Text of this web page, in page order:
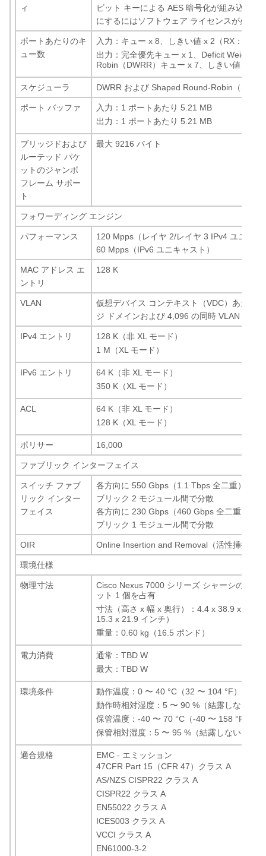
ィ
ビット キーによる AES 暗号化が組み込まれ
にするにはソフトウェア ライセンスが必要）
ポートあたりのキ
ュー数
入力：キュー x 8、しきい値 x 2（RX：8q2t
出力：完全優先キュー x 1、Deficit Weighted
Robin（DWRR）キュー x 7、しきい値 x 4（
スケジューラ DWRR および Shaped Round-Robin（SRR）
ポート バッファ
入力：1 ポートあたり 5.21 MB
出力：1 ポートあたり 5.21 MB
ブリッジドおよび
ルーテッド パケ
ットのジャンボ
フレーム サポー
ト
最大 9216 バイト
フォワーディング エンジン
パフォーマンス
120 Mpps（レイヤ 2/レイヤ 3 IPv4 ユニキャ
60 Mpps（IPv6 ユニキャスト）
MAC アドレス エ
ントリ
128 K
VLAN
仮想デバイス コンテキスト（VDC）あたり
ジ ドメインおよび 4,096 の同時 VLAN
IPv4 エントリ
128 K（非 XL モード）
1 M（XL モード）
IPv6 エントリ
64 K（非 XL モード）
350 K（XL モード）
ACL
64 K（非 XL モード）
128 K（XL モード）
ポリサー 16,000
ファブリック インターフェイス
スイッチ ファブ
リック インター
フェイス
各方向に 550 Gbps（1.1 Tbps 全二重）。最
ブリック 2 モジュール間で分散
各方向に 230 Gbps（460 Gbps 全二重）。
ブリック 1 モジュール間で分散
OIR Online Insertion and Removal（活性挿抜）
環境仕様
物理寸法
Cisco Nexus 7000 シリーズ シャーシの I/O
ット 1 個を占有
寸法（高さ x 幅 x 奥行）：4.4 x 38.9 x 55.6
15.3 x 21.9 インチ）
重量：0.60 kg（16.5 ポンド）
電力消費
通常：TBD W
最大：TBD W
環境条件
動作温度：0 〜 40 °C（32 〜 104 °F）
動作時相対湿度：5 〜 90 %（結露しないこ
保管温度：-40 〜 70 °C（-40 〜 158 °F）
保管相対湿度：5 〜 95 %（結露しないこと）
適合規格
EMC - エミッション
47CFR Part 15（CFR 47）クラス A
AS/NZS CISPR22 クラス A
CISPR22 クラス A
EN55022 クラス A
ICES003 クラス A
VCCI クラス A
EN61000-3-2